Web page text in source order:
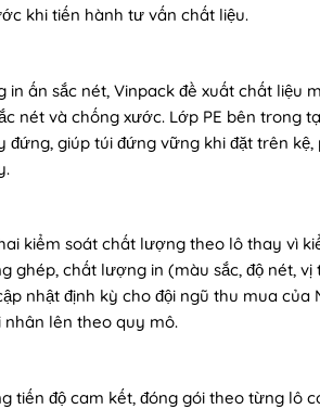
khi tiến hành tư vấn chất liệu.
ấn sắc nét, Vinpack đề xuất chất liệu
nét và chống xước. Lớp PE bên trong
đứng, giúp túi đứng vững khi đặt trên
kiểm soát chất lượng theo lô thay vì
ghép, chất lượng in (màu sắc, độ nét,
nhật định kỳ cho đội ngũ thu mua
nhân lên theo quy mô.
tiến độ cam kết, đóng gói theo từng lô